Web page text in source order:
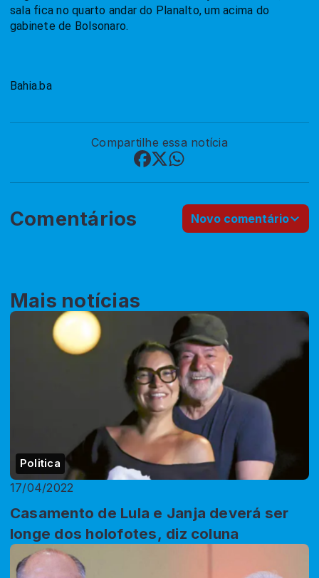
sala fica no quarto andar do Planalto, um acima do
gabinete de Bolsonaro.
Bahia.ba
Compartilhe essa notícia
Comentários Novo comentário
Mais notícias
Politica
17/04/2022
Casamento de Lula e Janja deverá ser
longe dos holofotes, diz coluna